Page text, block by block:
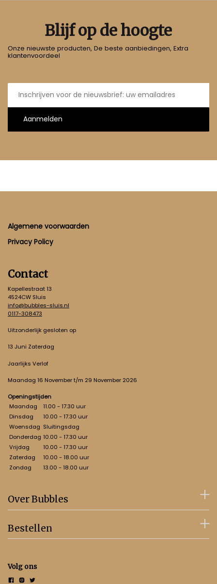
Blijf op de hoogte
Onze nieuwste producten, De beste aanbiedingen, Extra
klantenvoordeel
E-
mailadres
Aanmelden
Footer
Algemene voorwaarden
Privacy Policy
Contact
Kapellestraat 13
4524CW Sluis
info@bubbles-sluis.nl
0117-308473
Uitzonderlijk gesloten op
13 Juni Zaterdag
Jaarlijks Verlof
Maandag 16 November t/m 29 November 2026
Openingstijden
Maandag
11.00 - 17.30 uur
Dinsdag
10.00 - 17.30 uur
Woensdag Sluitingsdag
Donderdag 10.00 - 17.30 uur
Vrijdag
10.00 - 17.30 uur
Zaterdag
10.00 - 18.00 uur
Zondag
13.00 - 18.00 uur
Over Bubbles
Bestellen
Volg ons